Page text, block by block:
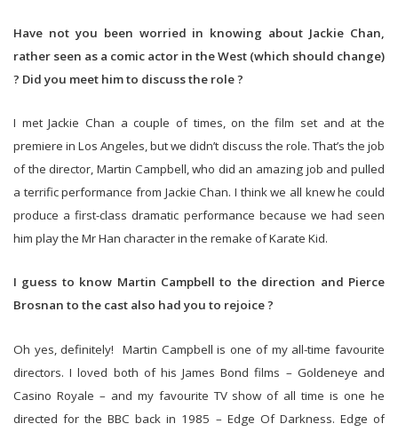
Have not you been worried in knowing about Jackie Chan,
rather seen as a comic actor in the West (which should change)
? Did you meet him to discuss the role ?
I met Jackie Chan a couple of times, on the film set and at the
premiere in Los Angeles, but we didn’t discuss the role. That’s the job
of the director, Martin Campbell, who did an amazing job and pulled
a terrific performance from Jackie Chan. I think we all knew he could
produce a first-class dramatic performance because we had seen
him play the Mr Han character in the remake of Karate Kid.
I guess to know Martin Campbell to the direction and Pierce
Brosnan to the cast also had you to rejoice ?
Oh yes, definitely! Martin Campbell is one of my all-time favourite
directors. I loved both of his James Bond films – Goldeneye and
Casino Royale – and my favourite TV show of all time is one he
directed for the BBC back in 1985 – Edge Of Darkness. Edge of